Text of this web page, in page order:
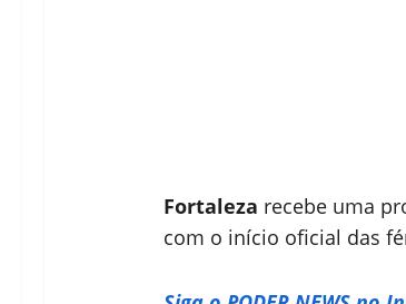
Fortaleza recebe uma
com o início oficial das